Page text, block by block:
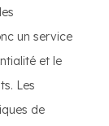
un service
et le
Les
de